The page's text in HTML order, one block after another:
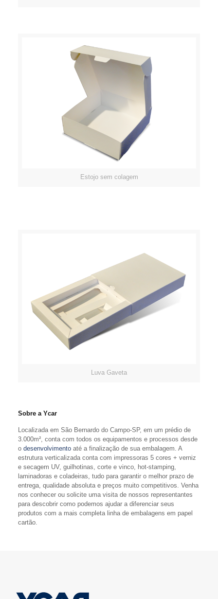
Estojo sem colagem
Luva Gaveta
Sobre a Ycar
Localizada em São Bernardo do Campo-SP, em um prédio de
3.000m², conta com todos os equipamentos e processos desde
o desenvolvimentoaté a finalização de sua embalagem. A
estrutura verticalizada conta com impressoras 5 cores + verniz
e secagem UV, guilhotinas, corte e vinco, hot-stamping,
laminadoras e coladeiras, tudo para garantir o melhor prazo de
entrega, qualidade absoluta e preços muito competitivos. Venha
nos conhecer ou solicite uma visita de nossos representantes
para descobrir como podemos ajudar a diferenciar seus
produtos com a mais completa linha de embalagens em papel
cartão.